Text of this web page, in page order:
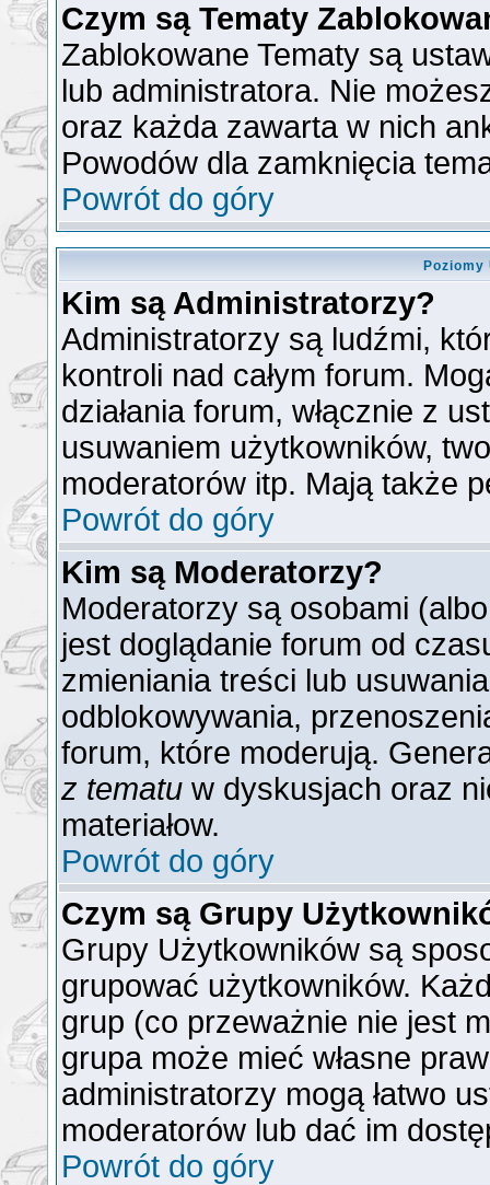
Czym są Tematy
Zablokowane Tematy są
lub administratora. Nie
oraz każda zawarta w nich
Powodów dla zamknięcia
Powrót do góry
Kim są Administratorzy?
Administratorzy są ludźmi,
kontroli nad całym forum.
działania forum, włącznie z
usuwaniem użytkowników,
moderatorów itp. Mają także
Powrót do góry
Kim są Moderatorzy?
Moderatorzy są osobami
jest doglądanie forum od
zmieniania treści lub
odblokowywania,
forum, które moderują.
z tematu w dyskusjach oraz
materiałow.
Powrót do góry
Czym są Grupy
Grupy Użytkowników są
grupować użytkowników.
grup (co przeważnie nie jest
grupa może mieć własne
administratorzy mogą łatwo
moderatorów lub dać im
Powrót do góry